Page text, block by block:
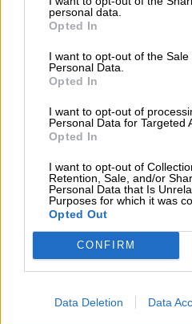
personal data.
Opted In
I want to opt-out of the Sale
Personal Data.
Opted In
I want to opt-out of
Personal Data for Targeted
Opted In
I want to opt-out of
Retention, Sale, and/or
Personal Data that Is
Purposes for which it was
Opted Out
CONFIRM
Data Deletion Data
Ι.Σ. Λάρισας:
προστασίας από
ΛΑ.ΣΥ.: Η περιφερειακή
βλέπει την
ρύπανση του